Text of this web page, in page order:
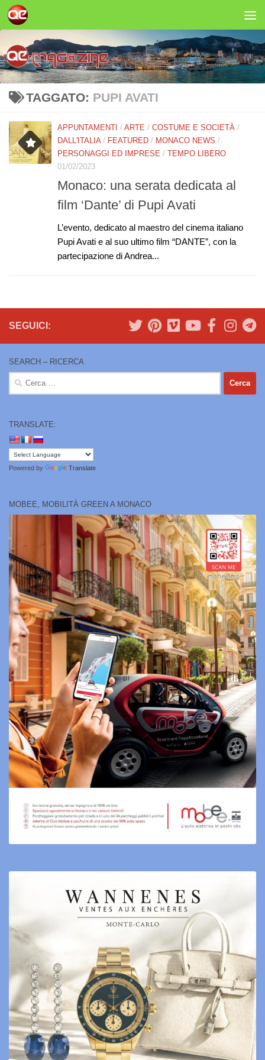
Salta al contenuto
TAGGATO: PUPI AVATI
APPUNTAMENTI / ARTE / COSTUME E SOCIETÀ /
DALL'ITALIA/ FEATURED / MONACO NEWS /
PERSONAGGI ED IMPRESE / TEMPO LIBERO
01/02/2023
Monaco: una serata dedicata al
film ‘Dante’ di Pupi Avati
L’evento, dedicato al maestro del cinema italiano
Pupi Avati e al suo ultimo film “DANTE”, con la
partecipazione di Andrea...
SEGUICI:
SEARCH – RICERCA
Ricerca
TRANSLATE:
Powered by Translate
MOBEE, MOBILITÀ GREEN A MONACO